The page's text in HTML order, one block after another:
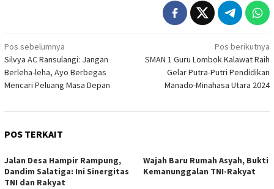
Navigasi
pos
Pos sebelumnya
Silvya AC Ransulangi: Jangan
Berleha-leha, Ayo Berbegas
Mencari Peluang Masa Depan
Pos berikutnya
SMAN 1 Guru Lombok Kalawat Raih
Gelar Putra-Putri Pendidikan
Manado-Minahasa Utara 2024
POS TERKAIT
Jalan Desa Hampir Rampung,
Dandim Salatiga: Ini Sinergitas
TNI dan Rakyat
Wajah Baru Rumah Asyah, Bukti
Kemanunggalan TNI-Rakyat